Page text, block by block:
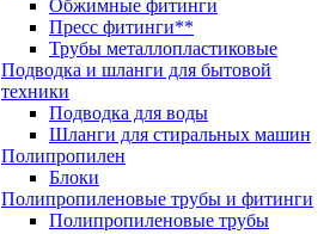
Обжимные фитинги
Пресс фитинги**
Трубы металлопластиковые
Подводка и шланги для бытовой
техники
Подводка для воды
Шланги для стиральных машин
Полипропилен
Блоки
Полипропиленовые трубы и фитинги
Полипропиленовые трубы